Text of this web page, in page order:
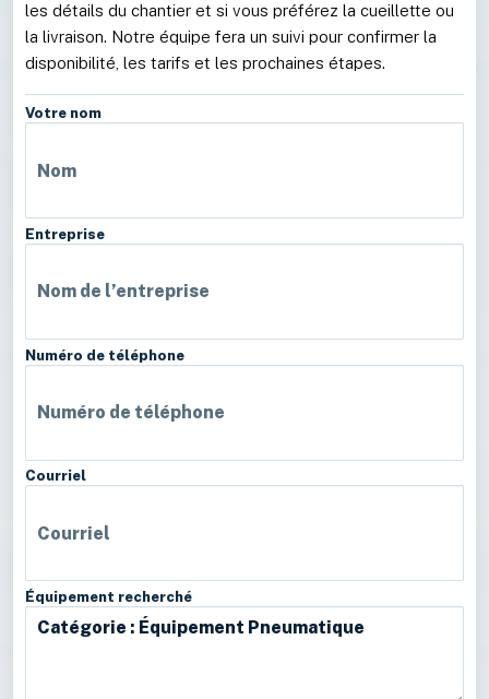
les détails du chantier et si vous préférez la cueillette ou
la livraison. Notre équipe fera un suivi pour confirmer la
disponibilité, les tarifs et les prochaines étapes.
Votre nom
Entreprise
Numéro de téléphone
Courriel
Équipement recherché